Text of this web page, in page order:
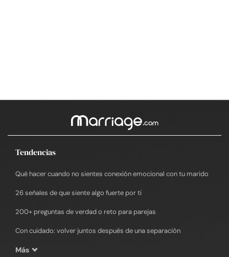
Tendencias
Qué hacer cuando no sientes conexión emocional con tu marido
26 señales de que siente algo fuerte por ti
200+ preguntas de verdad o reto para parejas
Con cuidado: volver juntos después de una separación
Más